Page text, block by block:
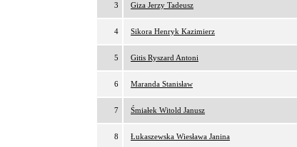
3 Giza Jerzy Tadeusz
4 Sikora Henryk Kazimierz
5 Gitis Ryszard Antoni
6 Maranda Stanisław
7 Śmiałek Witold Janusz
8 Łukaszewska Wiesława Janina